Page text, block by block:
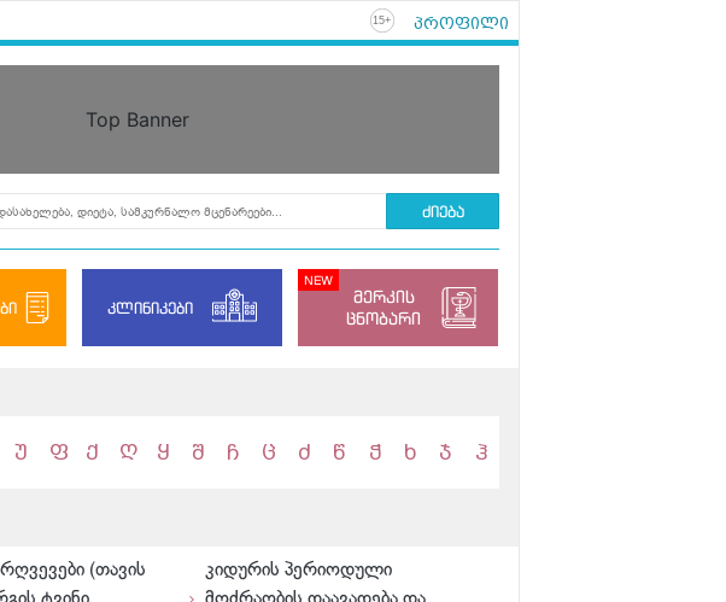
15+ პროფილი
Top Banner
კლინიკები
მერკის
ცნობარი
უ ფ ქ ღ ყ შ ჩ ც ძ წ ჭ ხ ჯ ჰ
(თავის
კიდურის პერიოდული